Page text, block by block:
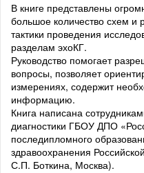
В книге представлены
большое количество схем и
тактики проведения
разделам эхоКГ.
Руководство помогает
вопросы, позволяет
измерениях, содержит
информацию.
Книга написана
диагностики ГБОУ ДПО
последипломного
здравоохранения
С.П. Боткина, Москва).